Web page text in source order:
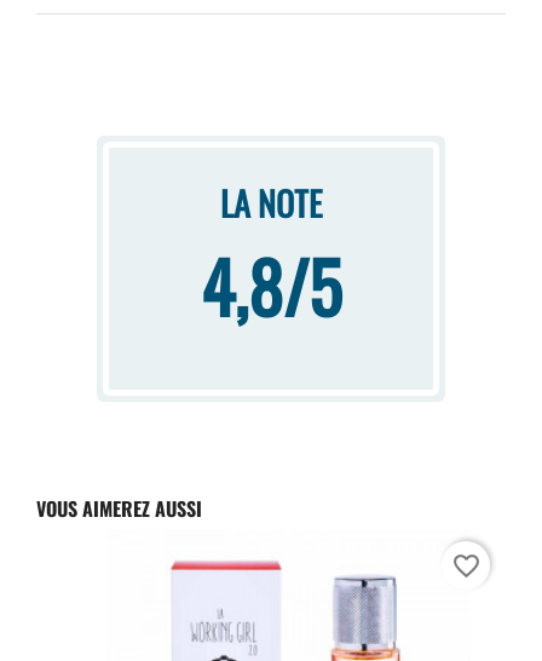
LA NOTE
4,8/5
VOUS AIMEREZ AUSSI
favorite_border